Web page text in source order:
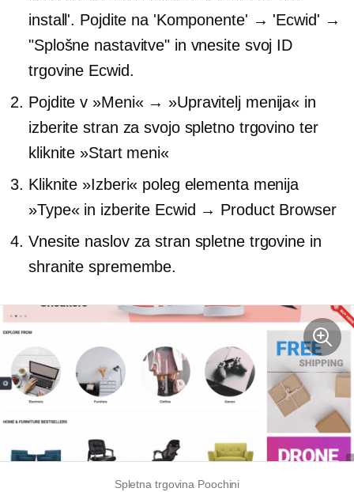
install'. Pojdite na 'Komponente' → 'Ecwid' →
"Splošne nastavitve" in vnesite svoj ID
trgovine Ecwid.
Pojdite v »Meni« → »Upravitelj menija« in
izberite stran za svojo spletno trgovino ter
kliknite »Start meni«
Kliknite »Izberi« poleg elementa menija
»Type« in izberite Ecwid → Product Browser
Vnesite naslov za stran spletne trgovine in
shranite spremembe.
Spletna trgovina Poochini